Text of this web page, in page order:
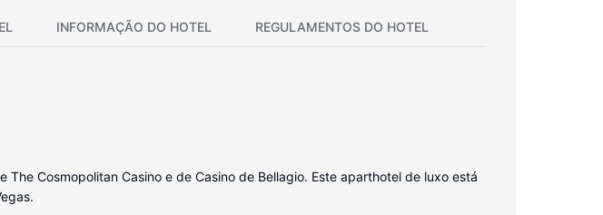
INFORMAÇÃO DO HOTEL REGULAMENTOS DO HOTEL
Cosmopolitan Casino e de Casino de Bellagio. Este aparthotel de luxo está